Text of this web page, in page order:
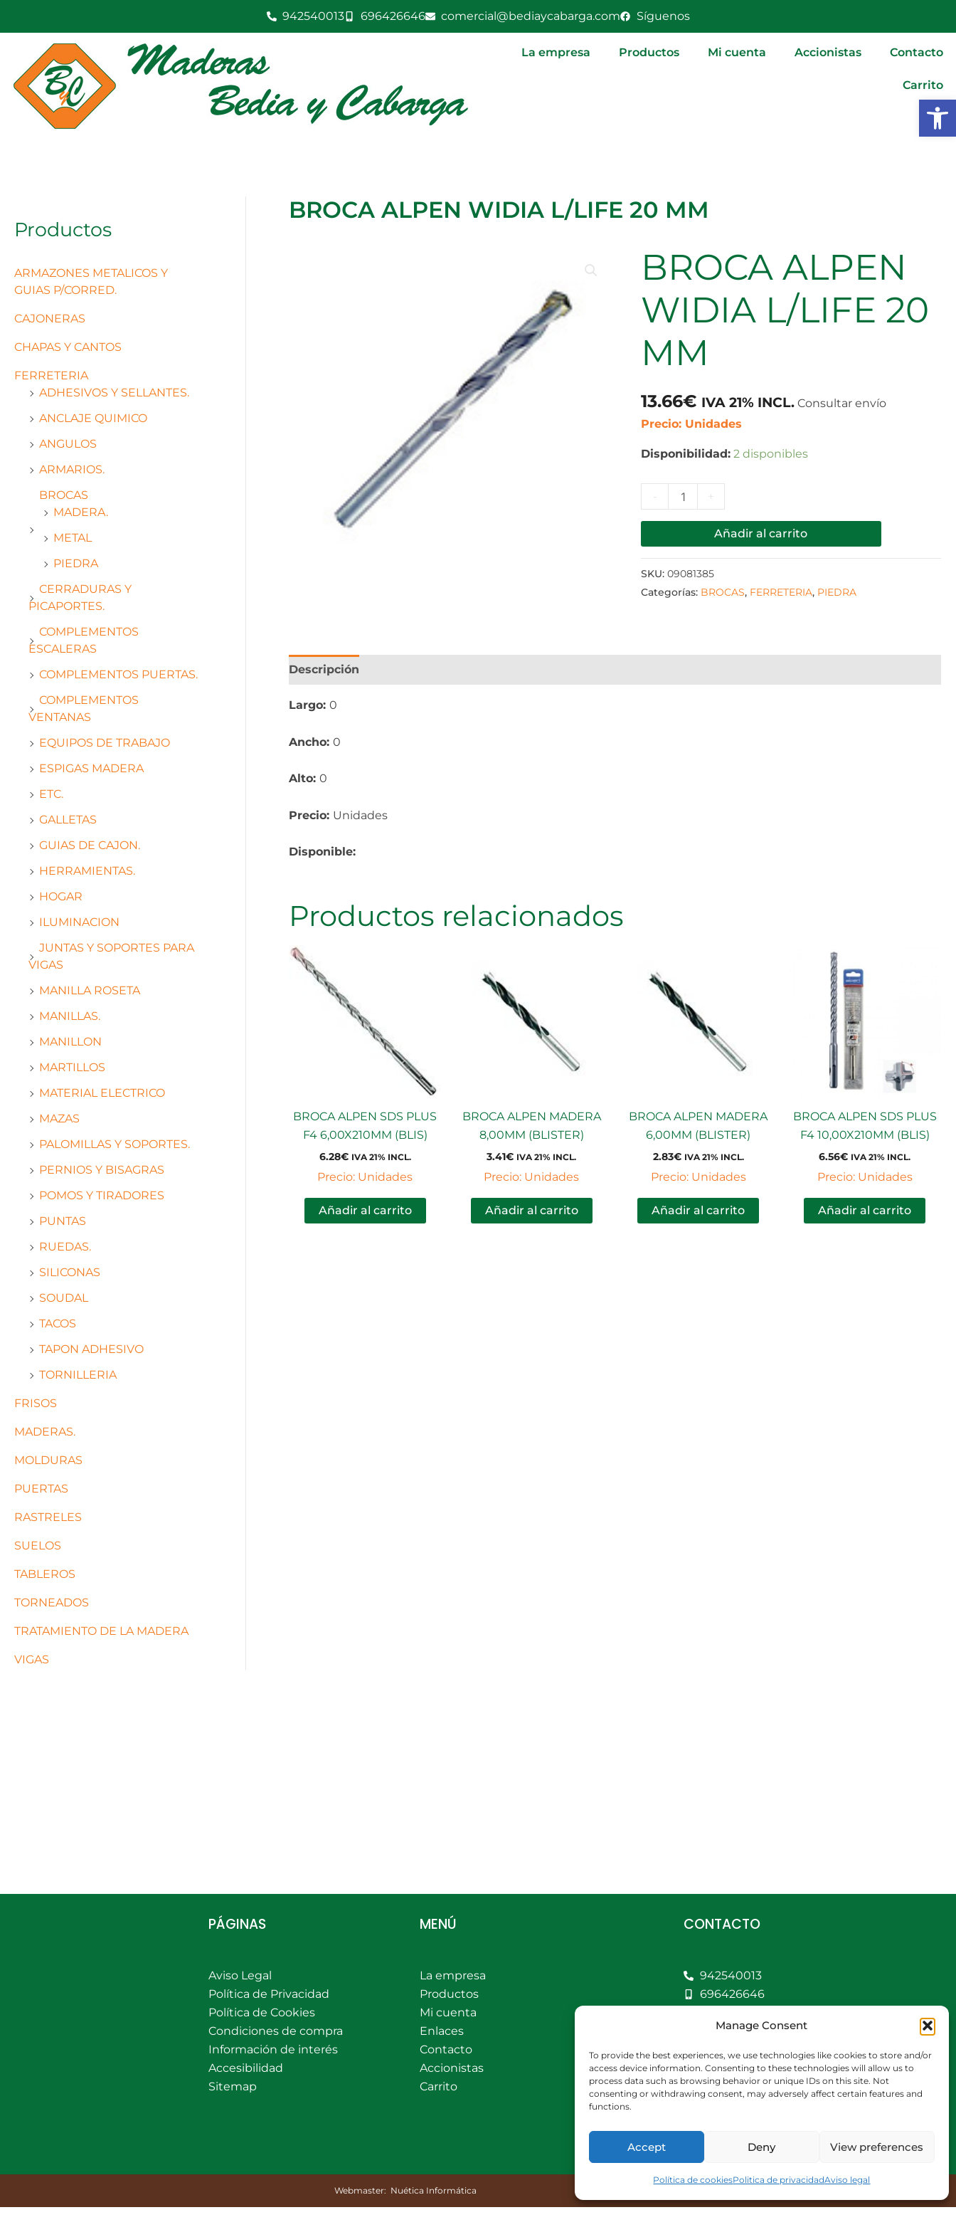
Manage Consent
To provide the best experiences, we use technologies like cookies to store and/or
access device information. Consenting to these technologies will allow us to
process data such as browsing behavior or unique IDs on this site. Not
consenting or withdrawing consent, may adversely affect certain features and
functions.
Accept Deny View preferences
Política de cookiesPolitica de privacidadAviso legal
contenido
942540013 696426646 comercial@bediaycabarga.com Síguenos
La empresa Productos Mi cuenta Accionistas Contacto
Carrito
Productos
ARMAZONES METALICOS Y
GUIAS P/CORRED.
CAJONERAS
CHAPAS Y CANTOS
FERRETERIA
ADHESIVOS Y SELLANTES.
ANCLAJE QUIMICO
ANGULOS
ARMARIOS.
BROCAS
MADERA.
METAL
PIEDRA
CERRADURAS Y
PICAPORTES.
COMPLEMENTOS
ESCALERAS
COMPLEMENTOS PUERTAS.
COMPLEMENTOS
VENTANAS
EQUIPOS DE TRABAJO
ESPIGAS MADERA
ETC.
GALLETAS
GUIAS DE CAJON.
HERRAMIENTAS.
HOGAR
ILUMINACION
JUNTAS Y SOPORTES PARA
VIGAS
MANILLA ROSETA
MANILLAS.
MANILLON
MARTILLOS
MATERIAL ELECTRICO
MAZAS
PALOMILLAS Y SOPORTES.
PERNIOS Y BISAGRAS
POMOS Y TIRADORES
PUNTAS
RUEDAS.
SILICONAS
SOUDAL
TACOS
TAPON ADHESIVO
TORNILLERIA
FRISOS
MADERAS.
MOLDURAS
PUERTAS
RASTRELES
SUELOS
TABLEROS
TORNEADOS
TRATAMIENTO DE LA MADERA
VIGAS
BROCA ALPEN WIDIA L/LIFE 20 MM
BROCA ALPEN
WIDIA L/LIFE 20
MM
13.66€ IVA 21% INCL. Consultar envío
Precio: Unidades
Disponibilidad: 2 disponibles
BROCA
ALPEN
L/LIFE
MM
cantidad
+
Añadir al carrito
SKU:09081385
Categorías: BROCAS, FERRETERIA, PIEDRA
Descripción
Largo: 0
Ancho: 0
Alto: 0
Precio: Unidades
Disponible:
Productos relacionados
BROCA ALPEN SDS PLUS
F4 6,00X210MM (BLIS)
6.28€ IVA 21% INCL.
Precio: Unidades
Añadir al carrito
BROCA ALPEN MADERA
8,00MM (BLISTER)
3.41€ IVA 21% INCL.
Precio: Unidades
Añadir al carrito
BROCA ALPEN MADERA
6,00MM (BLISTER)
2.83€ IVA 21% INCL.
Precio: Unidades
Añadir al carrito
BROCA ALPEN SDS PLUS
F4 10,00X210MM (BLIS)
6.56€ IVA 21% INCL.
Precio: Unidades
Añadir al carrito
PÁGINAS
Aviso Legal
Política de Privacidad
Política de Cookies
Condiciones de compra
Información de interés
Accesibilidad
Sitemap
MENÚ
La empresa
Productos
Mi cuenta
Enlaces
Contacto
Accionistas
Carrito
CONTACTO
942540013
696426646
comercial@bediaycabarga.com
Fdez. Hontoria 20.
Astillero. 39610
Cantabria
18:30 hrs.
Webmaster: Nuética Informática
20
MM